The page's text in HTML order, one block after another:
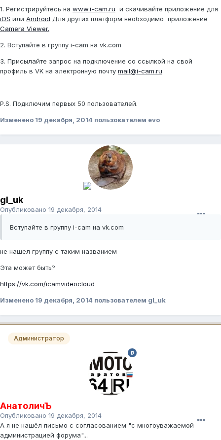
1. Регистрируйтесь на www.i-cam.ru и скачивайте приложение для
iOS или Android Для других платформ необходимо приложение
Camera Viewer.
2. Вступайте в группу i-cam на vk.com
3. Присылайте запрос на подключение со ссылкой на свой
профиль в VK на электронную почту mail@i-cam.ru
P.S. Подключим первых 50 пользователей.
Изменено 19 декабря, 2014 пользователем evo
gl_uk
Опубликовано 19 декабря, 2014
Вступайте в группу i-cam на vk.com
не нашел группу с таким названием
Эта может быть?
https://vk.com/icamvideocloud
Изменено 19 декабря, 2014 пользователем gl_uk
Администратор
АнатоличЪ
Опубликовано 19 декабря, 2014
А я не нашёл письмо с согласованием "с многоуважаемой
администрацией форума"...